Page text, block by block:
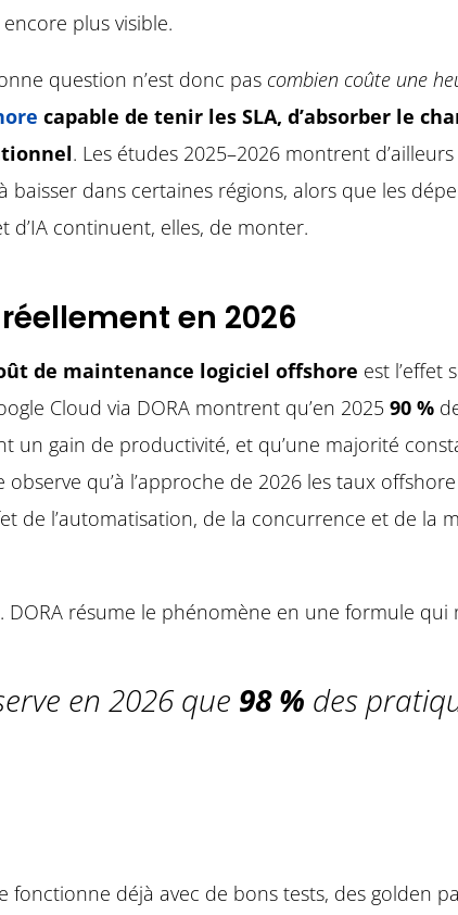
plus visible.
question n’est donc pas combien coûte une
capable de tenir les SLA, d’absorber le
. Les études 2025–2026 montrent
dans certaines régions, alors que les
d’IA continuent, elles, de monter.
en 2026
de maintenance logiciel offshore est l’effet
Cloud via DORA montrent qu’en 2025 90 %
un gain de productivité, et qu’une majorité
qu’à l’approche de 2026 les taux
de l’automatisation, de la concurrence et de la
résume le phénomène en une formule qui
en 2026 que 98 % des
déjà avec de bons tests, des golden